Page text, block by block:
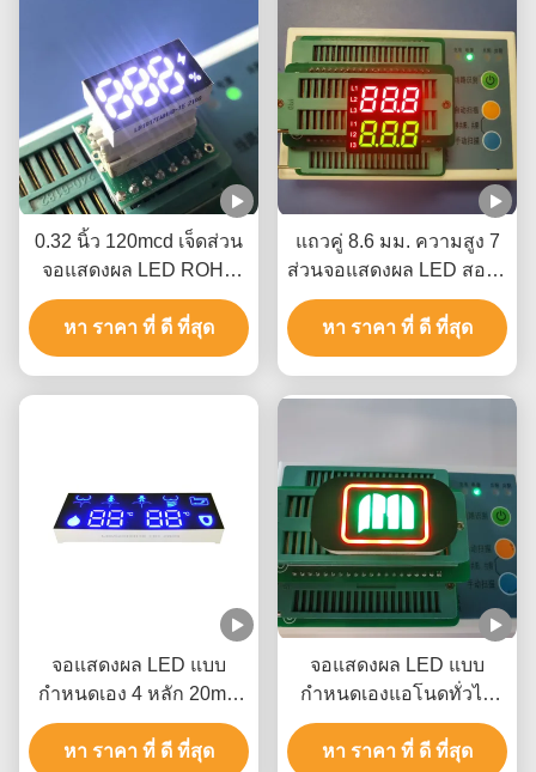
0.32 นิ้ว 120mcd เจ็ดส่วน
จอแสดงผล LED ROHS
สำหรับพลังงาน
หา ราคา ที่ ดี ที่สุด
แถวคู่ 8.6 มม. ความสูง 7
ส่วนจอแสดงผล LED สองสี
3 หลัก
หา ราคา ที่ ดี ที่สุด
จอแสดงผล LED แบบ
กำหนดเอง 4 หลัก 20mA
9.8 มม. สำหรับห้องน้ำ
อัจฉริยะ
หา ราคา ที่ ดี ที่สุด
จอแสดงผล LED แบบ
กำหนดเองแอโนดทั่วไป
35mcd สำหรับบุหรี่
อิเล็กทรอนิกส์
หา ราคา ที่ ดี ที่สุด